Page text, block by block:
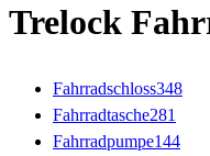
Trelock
Fahrradschloss348
Fahrradtasche281
Fahrradpumpe144